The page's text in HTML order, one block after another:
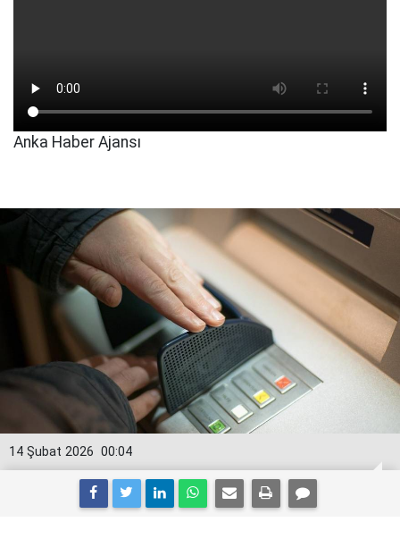
Anka Haber Ajansı
00:04
14 Şubat 2026